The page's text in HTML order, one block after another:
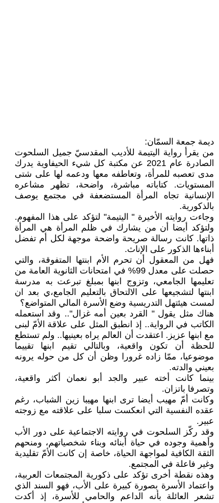
ديمة جمعة السمّان:
من يقرأ رواية اليتيمة للأديب المقدسيّ جميل السلحوت
الصادرة عام 2021 عن مكتبة كل شيء الحيفاوية يدرك
مدى تعصبه للمرأة، وتعاطفه معها ودعمه لها على شتى
المستويات. كتاباته مباشرة، واضحة، تظهر مشاعره
الإنسانية تجاه المرأة المستضعفة في مجتمع يوصف
بالذكورية.
وجاءت روايته الأخيرة " اليتيمة" لتؤكد على هذا المفهوم.
ولتؤكد أيضا أن من يشارك في ظلم المرأة هي المرأة
ذاتها. كانت رسالة صريحة واضحة موجهة لكل أم تفضل
أبناءها الذكور على الإناث.
فهل من المعقول أن تحرم الأم ابنتها المتفوقة، والتي
حصلت على معدل 99% في امتحانات الثانوية العامة من
تعليمها الجامعي، وتزوج ابنها بمبلغ تبرعت به مدرسة
ابنتها لتشجيعها على الالتحاق بالتعليم الجامع،ي بعد ان
لمست هيئتهل التدريسية وضع الأسرة المالي المتواضع؟
هناك مثل يقول " القرد بعين أمه غزال".. وقد استعمله
الكاتب في الرواية.. إذ انطبق المثل على علاقة الأمّ لبنى
مع ابنها عزيز. اعتقدت أن العالم يراه بعينيها.. ولم تستطع
للحظة أن تكون واقعية، وبالتالي تقيم ابنها تقييما
موضوعيا، ممّا زاده غرورا وظن أن كل من حوله يرونه
بعيني والدته.
بينما كانت أخته عبير والجد أبو نعمان أكثر واقعية،
وتصرفا باتزان.
وكانت أمّ مهيب أيضا ترى ابنها مهيبا زين الشباب، رغم
عقده النفسية التي انعكست سلبا على علاقته مع زوجته
عبير.
وقد ركّز السلحوت في روايته الاجتماعية على دور الأب
وأهمية وجوده في حياة أبنائه وبناء شخصياتهم، ومنحهم
الثقة الكافية لمواجهة الحياة، خاصة إن كانت الأمّ تقليدية
وغير فاعلة في المجتمع.
وهذه نقطة أخرى تؤكد على ذكورية المجتمعات العربية،
واعتماد الأسرة بصورة كبيرة على الأب، فهو السند الذي
تشعر العائلة بأنه الداعم والحامي للأسرة، إذ أكدت